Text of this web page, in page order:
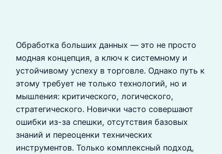
Обработка больших данных — это не просто
модная концепция, а ключ к системному и
устойчивому успеху в торговле. Однако путь к
этому требует не только технологий, но и
мышления: критического, логического,
стратегического. Новички часто совершают
ошибки из-за спешки, отсутствия базовых
знаний и переоценки технических
инструментов. Только комплексный подход,